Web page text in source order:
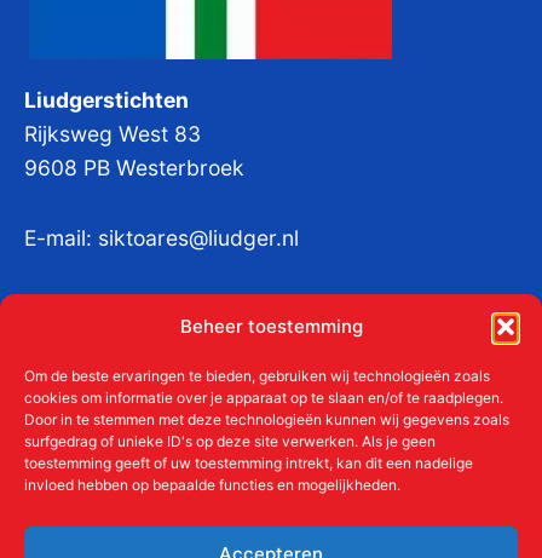
Beheer toestemming
Om de beste ervaringen te bieden, gebruiken wij technologieën zoals
cookies om informatie over je apparaat op te slaan en/of te raadplegen.
Door in te stemmen met deze technologieën kunnen wij gegevens zoals
surfgedrag of unieke ID's op deze site verwerken. Als je geen
toestemming geeft of uw toestemming intrekt, kan dit een nadelige
invloed hebben op bepaalde functies en mogelijkheden.
Accepteren
Liudgerstichten
Rijksweg West 83
9608 PB Westerbroek
E-mail: siktoares@liudger.nl
KvKnr:41011712
Meer over de Liudgerstichten
Aanmelden als donateur